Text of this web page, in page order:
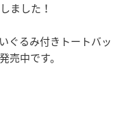
ました！
ぐるみ付きトートバッ
売中です。